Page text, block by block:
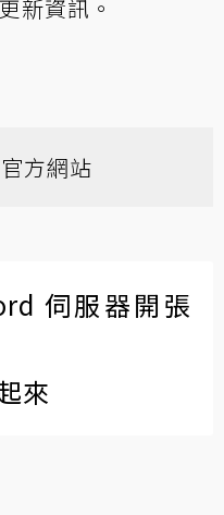
新資訊。
方網站
伺服器開張
來